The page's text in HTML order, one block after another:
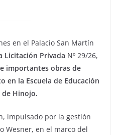
en el Palacio San Martín
Licitación Privada Nº 29/26,
importantes obras de
en la Escuela de Educación
de Hinojo.
impulsado por la gestión
Wesner, en el marco del